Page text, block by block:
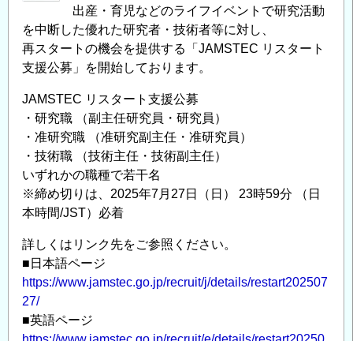
出産・育児などのライフイベントで研究活動
を中断した優れた研究者・技術者等に対し、
再スタートの機会を提供する「JAMSTEC リスタート
支援公募」を開始しております。
JAMSTEC リスタート支援公募
・研究職 （副主任研究員・研究員）
・准研究職 （准研究副主任・准研究員）
・技術職 （技術主任・技術副主任）
いずれかの職種で若干名
※締め切りは、2025年7月27日（日） 23時59分 （日
本時間/JST）必着
詳しくはリンク先をご参照ください。
■日本語ページ
https://www.jamstec.go.jp/recruit/j/details/restart202507
27/
■英語ページ